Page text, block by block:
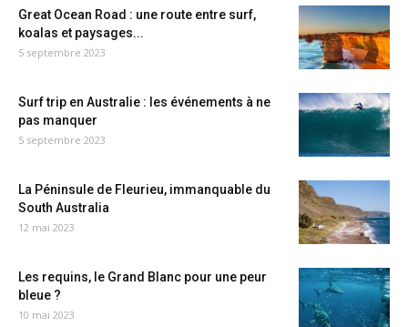
Great Ocean Road : une route entre surf,
koalas et paysages...
5 septembre 2023
Surf trip en Australie : les événements à ne
pas manquer
5 septembre 2023
La Péninsule de Fleurieu, immanquable du
South Australia
12 mai 2023
Les requins, le Grand Blanc pour une peur
bleue ?
10 mai 2023